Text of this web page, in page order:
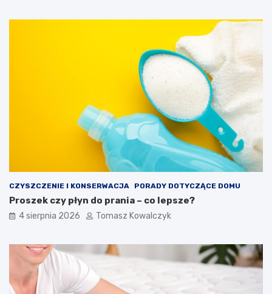
CZYSZCZENIE I KONSERWACJA PORADY DOTYCZĄCE DOMU
Proszek czy płyn do prania – co lepsze?
4 sierpnia 2026 Tomasz Kowalczyk